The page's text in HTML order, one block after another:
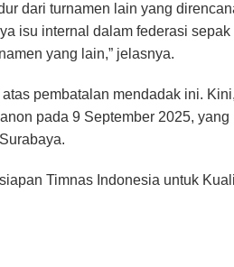
dari turnamen lain yang
isu internal dalam federasi sepak
yang lain,” jelasnya.
pembatalan mendadak ini.
pada 9 September 2025, yang
Timnas Indonesia untuk